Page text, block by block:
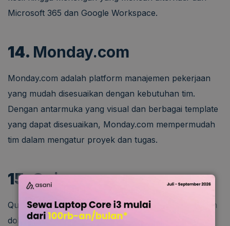
Microsoft 365 dan Google Workspace.
14. Monday.com
Monday.com adalah platform manajemen pekerjaan
yang mudah disesuaikan dengan kebutuhan tim.
Dengan antarmuka yang visual dan berbagai template
yang dapat disesuaikan, Monday.com mempermudah
tim dalam mengatur proyek dan tugas.
15.Quip
Quip adalah aplikasi kolaborasi yang menggabungkan
dokumen, spreadsheet, dan percakapan dalam satu